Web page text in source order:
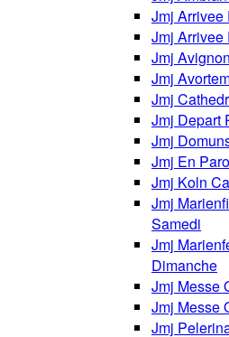
Jmj Arrivee
Jmj Arrivee
Jmj Avignon
Jmj
Jmj
Jmj Depart
Jmj
Jmj En
Jmj Koln
Jmj
Samedi
Jmj
Dimanche
Jmj Messe
Jmj Messe
Jmj